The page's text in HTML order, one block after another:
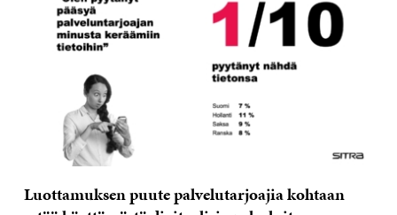
Luottamuksen puute palvelutarjoajia kohtaan